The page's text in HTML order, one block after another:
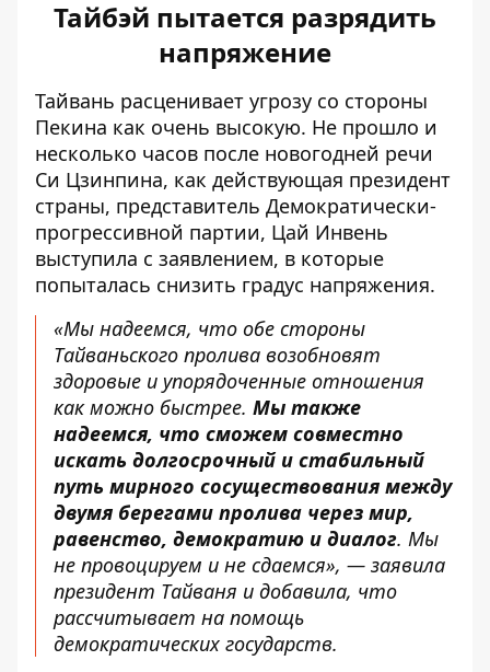
Тайбэй пытается разрядить
напряжение
Тайвань расценивает угрозу со стороны
Пекина как очень высокую. Не прошло и
несколько часов после новогодней речи
Си Цзинпина, как действующая президент
страны, представитель Демократически-
прогрессивной партии, Цай Инвень
выступила с заявлением, в которые
попыталась снизить градус напряжения.
«Мы надеемся, что обе стороны
Тайваньского пролива возобновят
здоровые и упорядоченные отношения
как можно быстрее. Мы также
надеемся, что сможем совместно
искать долгосрочный и стабильный
путь мирного сосуществования между
двумя берегами пролива через мир,
равенство, демократию и диалог. Мы
не провоцируем и не сдаемся», — заявила
президент Тайваня и добавила, что
рассчитывает на помощь
демократических государств.